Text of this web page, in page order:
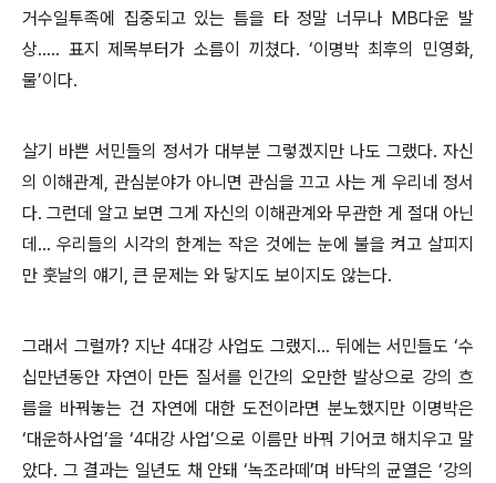
거수일투족에 집중되고 있는 틈을 타 정말 너무나 MB다운 발
상..... 표지 제목부터가 소름이 끼쳤다. ‘이명박 최후의 민영화,
물’이다.
살기 바쁜 서민들의 정서가 대부분 그렇겠지만 나도 그랬다. 자신
의 이해관계, 관심분야가 아니면 관심을 끄고 사는 게 우리네 정서
다. 그런데 알고 보면 그게 자신의 이해관계와 무관한 게 절대 아닌
데... 우리들의 시각의 한계는 작은 것에는 눈에 불을 켜고 살피지
만 훗날의 얘기, 큰 문제는 와 닿지도 보이지도 않는다.
그래서 그럴까? 지난 4대강 사업도 그랬지... 뒤에는 서민들도 ‘수
십만년동안 자연이 만든 질서를 인간의 오만한 발상으로 강의 흐
름을 바꿔놓는 건 자연에 대한 도전이라면 분노했지만 이명박은
‘대운하사업’을 ‘4대강 사업’으로 이름만 바꿔 기어코 해치우고 말
았다. 그 결과는 일년도 채 안돼 ‘녹조라떼’며 바닥의 균열은 ‘강의